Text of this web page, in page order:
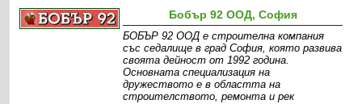
Бобър 92 ООД, София
БОБЪР 92 ООД е строителна компания
със седалище в град София, която развива
своята дейност от 1992 година.
Основната специализация на
дружеството е в областта на
строителството, ремонта и рек